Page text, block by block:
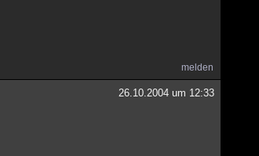
melden
26.10.2004 um 12:33